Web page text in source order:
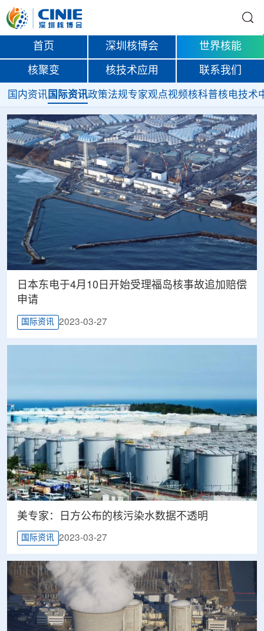
首页 深圳核博会 世界核能
核聚变 核技术应用 联系我们
国内资讯 国际资讯政策法规专家观点视频核科普核电技术
日本东电于4月10日开始受理福岛核事故追加赔偿
申请
国际资讯 2023-03-27
美专家：日方公布的核污染水数据不透明
国际资讯 2023-03-27